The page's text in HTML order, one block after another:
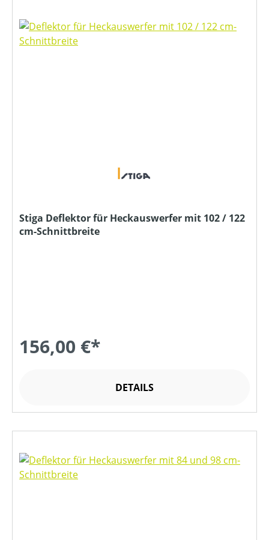
Stiga Deflektor für Heckauswerfer mit 102 / 122
cm-Schnittbreite
156,00 €*
DETAILS